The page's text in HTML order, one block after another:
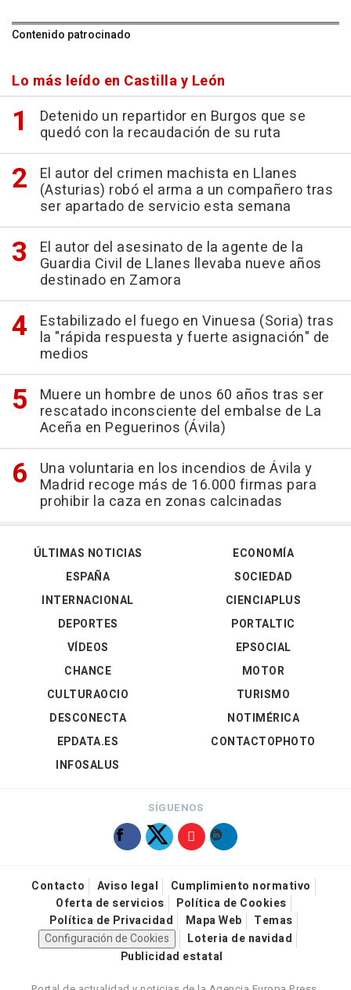
Contenido patrocinado
Lo más leído en Castilla y León
Detenido un repartidor en Burgos que se
quedó con la recaudación de su ruta
El autor del crimen machista en Llanes
(Asturias) robó el arma a un compañero tras
ser apartado de servicio esta semana
El autor del asesinato de la agente de la
Guardia Civil de Llanes llevaba nueve años
destinado en Zamora
Estabilizado el fuego en Vinuesa (Soria) tras
la "rápida respuesta y fuerte asignación" de
medios
Muere un hombre de unos 60 años tras ser
rescatado inconsciente del embalse de La
Aceña en Peguerinos (Ávila)
Una voluntaria en los incendios de Ávila y
Madrid recoge más de 16.000 firmas para
prohibir la caza en zonas calcinadas
ÚLTIMAS NOTICIAS
ESPAÑA
INTERNACIONAL
DEPORTES
VÍDEOS
ECONOMÍA
SOCIEDAD
CIENCIAPLUS
PORTALTIC
EPSOCIAL
CHANCE
CULTURAOCIO
DESCONECTA
EPDATA.ES
INFOSALUS
MOTOR
TURISMO
NOTIMÉRICA
CONTACTOPHOTO
SÍGUENOS
Contacto Aviso legal
Cumplimiento normativo
Oferta de servicios
Política de Cookies
Política de Privacidad
Mapa Web
Temas
Configuración de Cookies
Loteria de navidad
Publicidad estatal